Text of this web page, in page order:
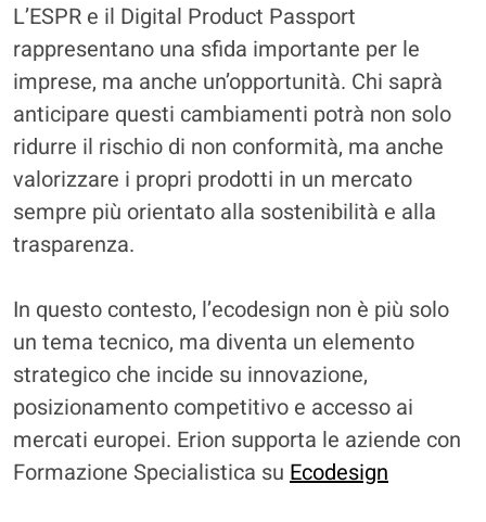
L’ESPR e il Digital Product Passport
rappresentano una sfida importante per le
imprese, ma anche un’opportunità. Chi saprà
anticipare questi cambiamenti potrà non solo
ridurre il rischio di non conformità, ma anche
valorizzare i propri prodotti in un mercato
sempre più orientato alla sostenibilità e alla
trasparenza.
In questo contesto, l’ecodesign non è più solo
un tema tecnico, ma diventa un elemento
strategico che incide su innovazione,
posizionamento competitivo e accesso ai
mercati europei. Erion supporta le aziende con
Formazione Specialistica su Ecodesign